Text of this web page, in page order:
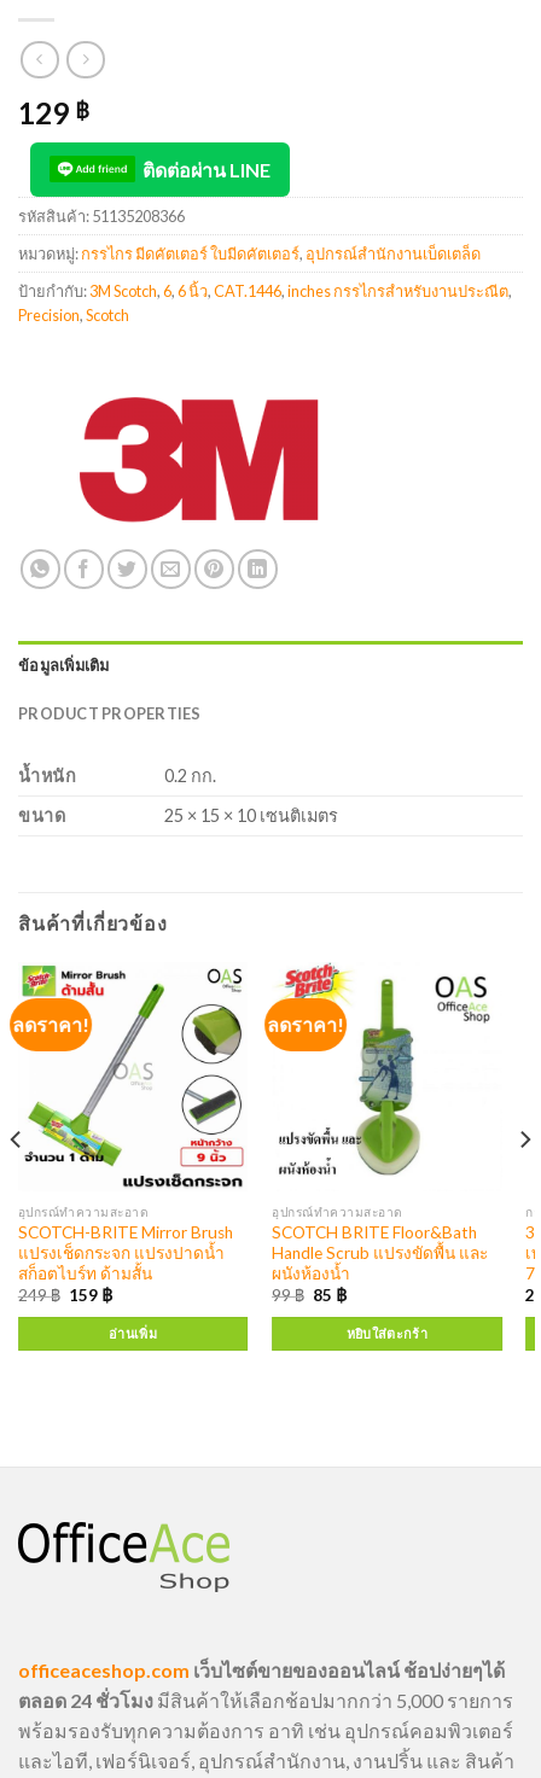
129 ฿
ติดต่อผ่าน LINE
รหัสสินค้า:51135208366
หมวดหมู่:กรรไกร มีดคัตเตอร์ ใบมีดคัตเตอร์, อุปกรณ์สำนักงานเบ็ดเตล็ด
ป้ายกำกับ:3M Scotch,6,6 นิ้ว,CAT.1446,inches กรรไกรสำหรับงานประณีต,
Precision,Scotch
ข้อมูลเพิ่มเติม
PRODUCT PROPERTIES
น้ำหนัก
0.2 กก.
ขนาด
25 × 15 × 10 เซนติเมตร
สินค้าที่เกี่ยวข้อง
ลดราคา!
อุปกรณ์ทำความสะอาด
SCOTCH-BRITE Mirror Brush
แปรงเช็ดกระจก แปรงปาดน้ำ
สก็อตไบร์ท ด้ามสั้น
249฿ 159 ฿
อ่านเพิ่ม
ลดราคา!
อุปกรณ์ทำความสะอาด
SCOTCH BRITE Floor&Bath
Handle Scrub แปรงขัดพื้น และ
ผนังห้องน้ำ
99฿ 85 ฿
หยิบใส่ตะกร้า
ก
เ
officeaceshop.com เว็บไซต์ขายของออนไลน์ ช้อปง่ายๆได้
ตลอด 24 ชั่วโมง มีสินค้าให้เลือกช้อปมากกว่า 5,000 รายการ
พร้อมรองรับทุกความต้องการ อาทิ เช่น อุปกรณ์คอมพิวเตอร์
และไอที, เฟอร์นิเจอร์, อุปกรณ์สำนักงาน, งานปริ้น และ สินค้า